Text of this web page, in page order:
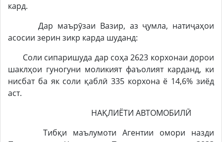
кард.
Дар маърӯзаи Вазир, аз ҷумла, натиҷаҳои
асосии зерин зикр карда шуданд:
Соли сипаришуда дар соҳа 2623 корхонаи дорои
шаклҳои гуногуни моликият фаъолият карданд, ки
нисбат ба як соли қаблӣ 335 корхона ё 14,6% зиёд
аст.
НАҚЛИЁТИ АВТОМОБИЛӢ
Тибқи маълумоти Агентии омори назди